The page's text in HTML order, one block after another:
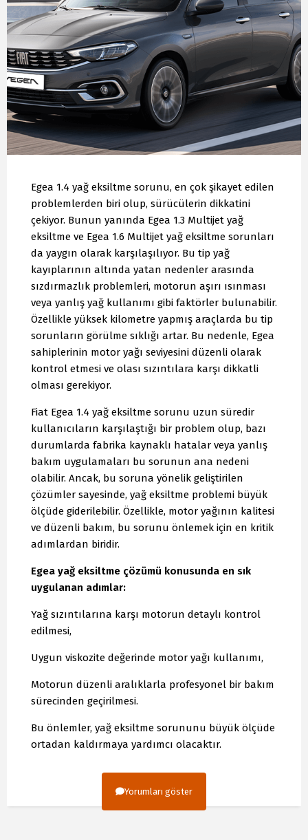
Egea 1.4 yağ eksiltme sorunu, en çok şikayet edilen
problemlerden biri olup, sürücülerin dikkatini
çekiyor. Bunun yanında Egea 1.3 Multijet yağ
eksiltme ve Egea 1.6 Multijet yağ eksiltme sorunları
da yaygın olarak karşılaşılıyor. Bu tip yağ
kayıplarının altında yatan nedenler arasında
sızdırmazlık problemleri, motorun aşırı ısınması
veya yanlış yağ kullanımı gibi faktörler bulunabilir.
Özellikle yüksek kilometre yapmış araçlarda bu tip
sorunların görülme sıklığı artar. Bu nedenle, Egea
sahiplerinin motor yağı seviyesini düzenli olarak
kontrol etmesi ve olası sızıntılara karşı dikkatli
olması gerekiyor.
Fiat Egea 1.4 yağ eksiltme sorunu uzun süredir
kullanıcıların karşılaştığı bir problem olup, bazı
durumlarda fabrika kaynaklı hatalar veya yanlış
bakım uygulamaları bu sorunun ana nedeni
olabilir. Ancak, bu soruna yönelik geliştirilen
çözümler sayesinde, yağ eksiltme problemi büyük
ölçüde giderilebilir. Özellikle, motor yağının kalitesi
ve düzenli bakım, bu sorunu önlemek için en kritik
adımlardan biridir.
Egea yağ eksiltme çözümü konusunda en sık
uygulanan adımlar:
Yağ sızıntılarına karşı motorun detaylı kontrol
edilmesi,
Uygun viskozite değerinde motor yağı kullanımı,
Motorun düzenli aralıklarla profesyonel bir bakım
sürecinden geçirilmesi.
Bu önlemler, yağ eksiltme sorununu büyük ölçüde
ortadan kaldırmaya yardımcı olacaktır.
Yorumları göster